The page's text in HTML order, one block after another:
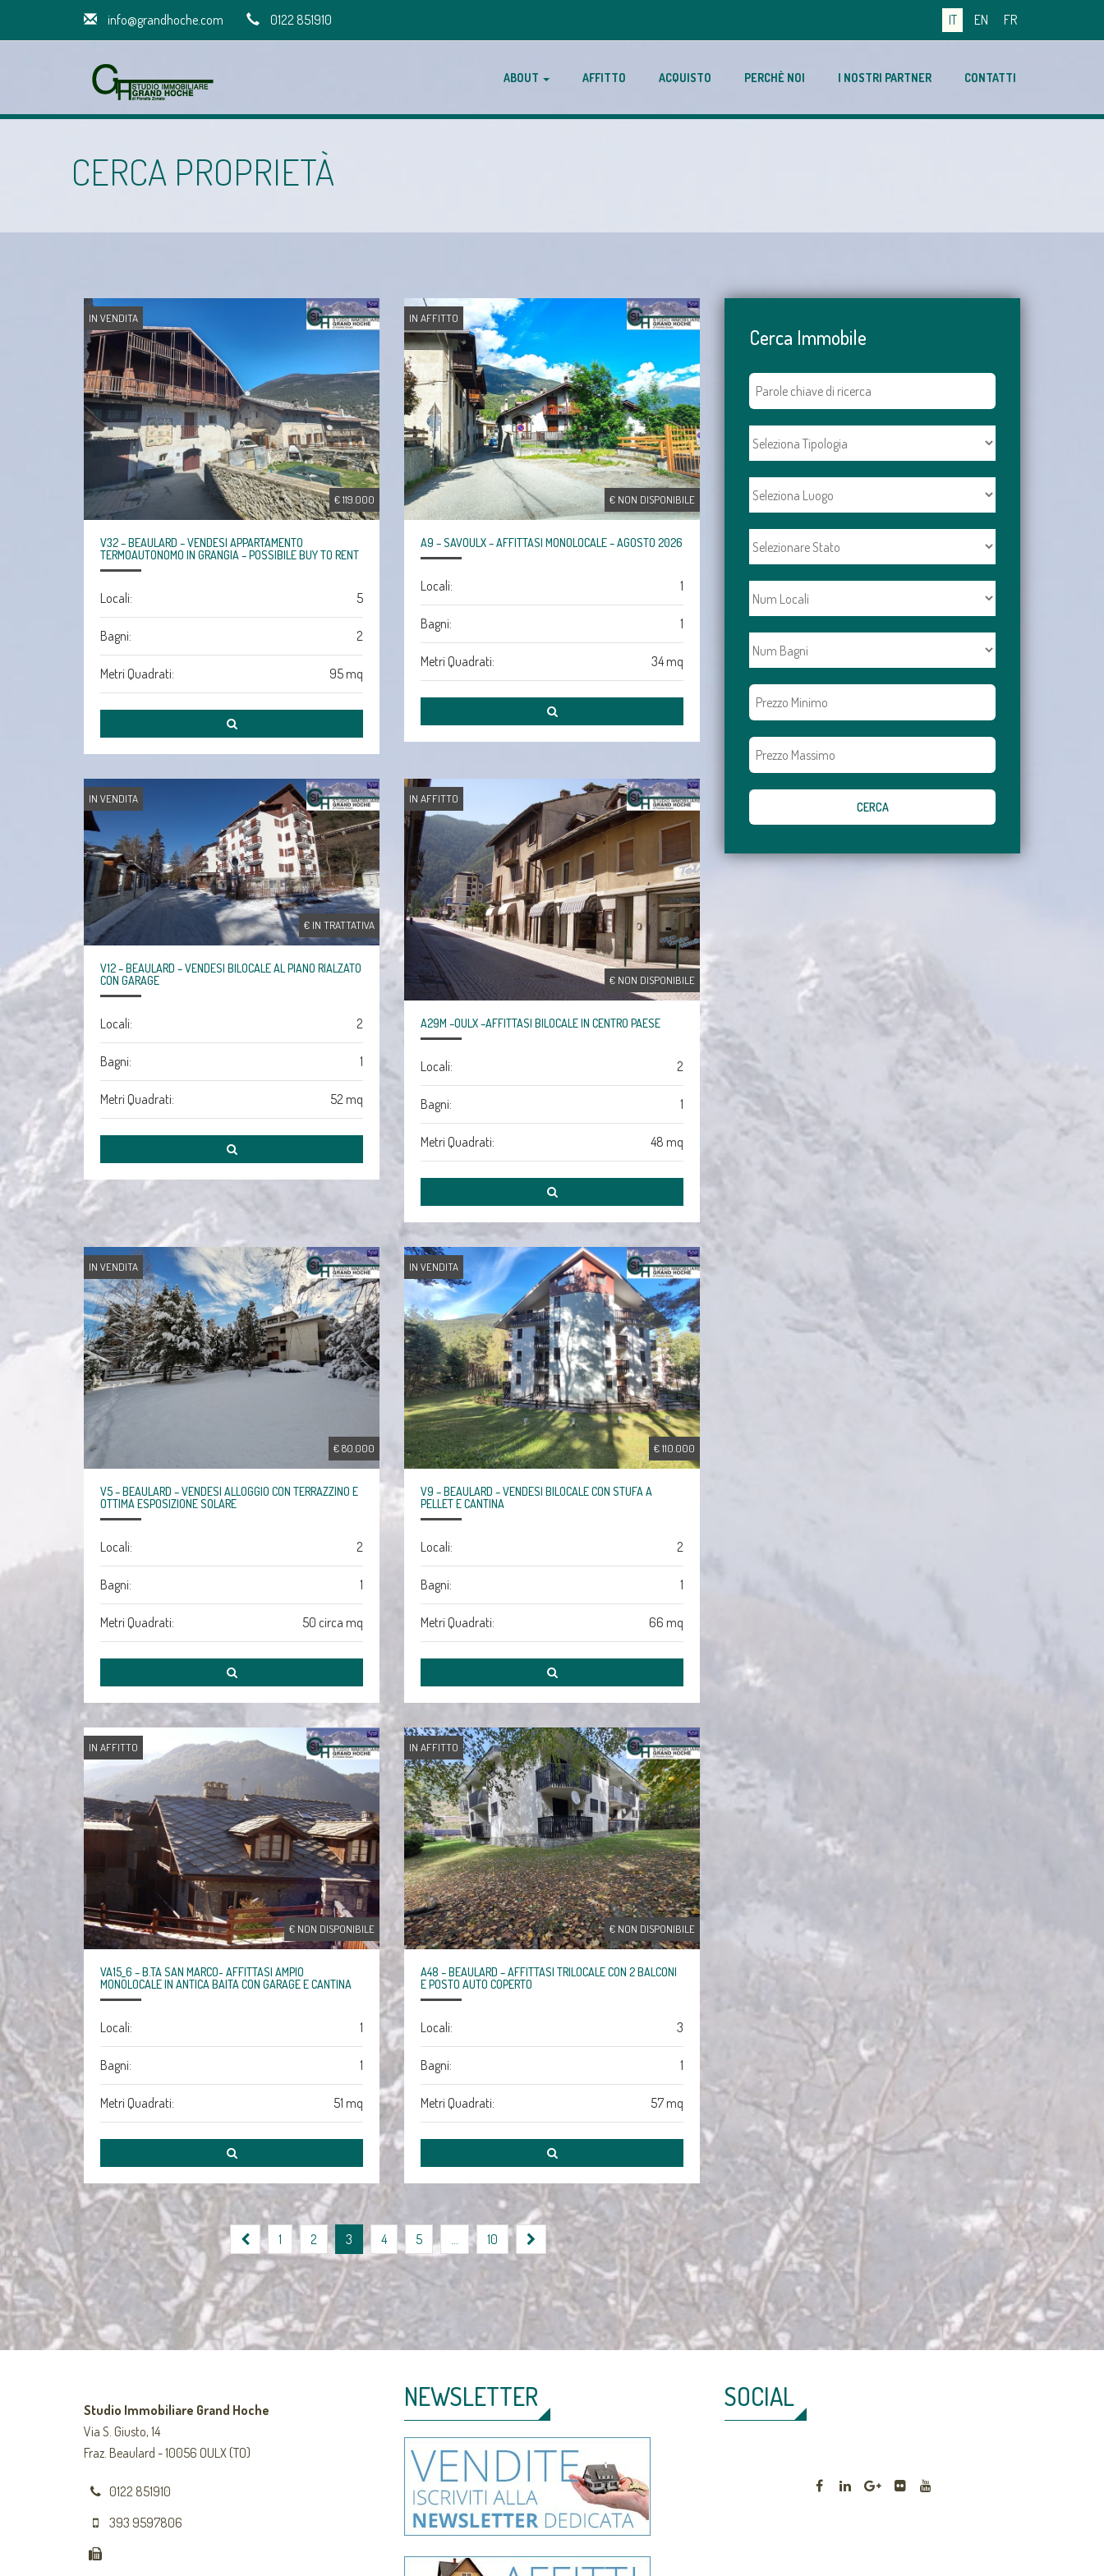
info@grandhoche.com 0122 851910 IT EN FR
ABOUT AFFITTO ACQUISTO PERCHÈ NOI I NOSTRI PARTNER CONTATTI
CERCA PROPRIETÀ
IN VENDITA
€ 119.000
V32 – BEAULARD – VENDESI APPARTAMENTO
TERMOAUTONOMO IN GRANGIA – POSSIBILE BUY TO RENT
Locali: 5
Bagni: 2
Metri Quadrati: 95 mq
IN AFFITTO
€ NON DISPONIBILE
A9 – SAVOULX – AFFITTASI MONOLOCALE – AGOSTO 2026
Locali: 1
Bagni: 1
Metri Quadrati: 34 mq
IN VENDITA
€ IN TRATTATIVA
V12 – BEAULARD – VENDESI BILOCALE AL PIANO RIALZATO
CON GARAGE
Locali: 2
Bagni: 1
Metri Quadrati: 52 mq
IN AFFITTO
€ NON DISPONIBILE
A29M –OULX –AFFITTASI BILOCALE IN CENTRO PAESE
Locali: 2
Bagni: 1
Metri Quadrati: 48 mq
IN VENDITA
€ 80.000
V5 – BEAULARD – VENDESI ALLOGGIO CON TERRAZZINO E
OTTIMA ESPOSIZIONE SOLARE
Locali: 2
Bagni: 1
Metri Quadrati: 50 circa mq
IN VENDITA
€ 110.000
V9 – BEAULARD – VENDESI BILOCALE CON STUFA A
PELLET E CANTINA
Locali: 2
Bagni: 1
Metri Quadrati: 66 mq
IN AFFITTO
€ NON DISPONIBILE
VA15_6 – B.TA SAN MARCO- AFFITTASI AMPIO
MONOLOCALE IN ANTICA BAITA CON GARAGE E CANTINA
Locali: 1
Bagni: 1
Metri Quadrati: 51 mq
IN AFFITTO
€ NON DISPONIBILE
A48 – BEAULARD – AFFITTASI TRILOCALE CON 2 BALCONI
E POSTO AUTO COPERTO
Locali: 3
Bagni: 1
Metri Quadrati: 57 mq
1 2 3 4 5 … 10
Cerca Immobile
Studio Immobiliare Grand Hoche
Via S. Giusto, 14
Fraz. Beaulard - 10056 OULX (TO)
0122 851910
393 9597806
NEWSLETTER SOCIAL